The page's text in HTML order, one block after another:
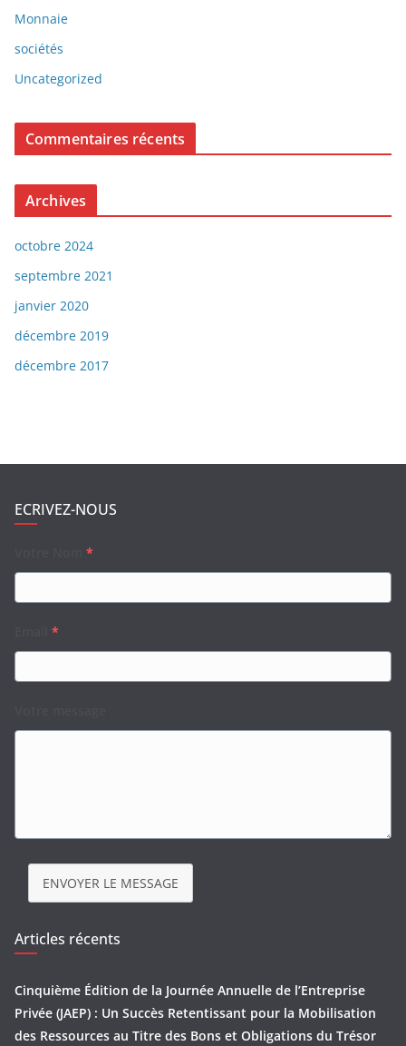
Monnaie
sociétés
Uncategorized
Commentaires récents
Archives
octobre 2024
septembre 2021
janvier 2020
décembre 2019
décembre 2017
ECRIVEZ-NOUS
*
*
ENVOYER LE MESSAGE
Articles récents
Cinquième Édition de la Journée Annuelle de l’Entreprise
Privée (JAEP) : Un Succès Retentissant pour la Mobilisation
des Ressources au Titre des Bons et Obligations du Trésor